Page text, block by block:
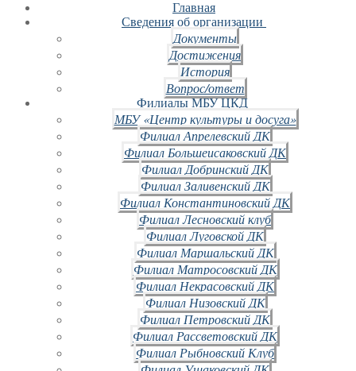
Главная
Сведения об организации
Документы
Достижения
История
Вопрос/ответ
Филиалы МБУ ЦКД
МБУ «Центр культуры и досуга»
Филиал Апрелевский ДК
Филиал Большеисаковский ДК
Филиал Добринский ДК
Филиал Заливенский ДК
Филиал Константиновский ДК
Филиал Лесновский клуб
Филиал Луговской ДК
Филиал Маршальский ДК
Филиал Матросовский ДК
Филиал Некрасовский ДК
Филиал Низовский ДК
Филиал Петровский ДК
Филиал Рассветовский ДК
Филиал Рыбновский Клуб